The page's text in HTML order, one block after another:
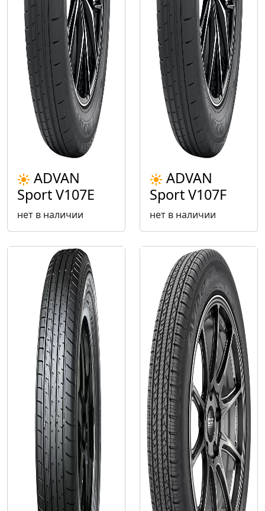
ADVAN
Sport V107E
нет в наличии
ADVAN
Sport V107F
нет в наличии